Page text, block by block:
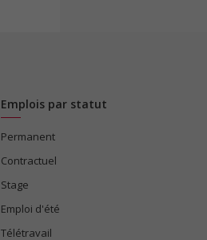
Emplois par statut
Permanent
Contractuel
Stage
Emploi d'été
Télétravail